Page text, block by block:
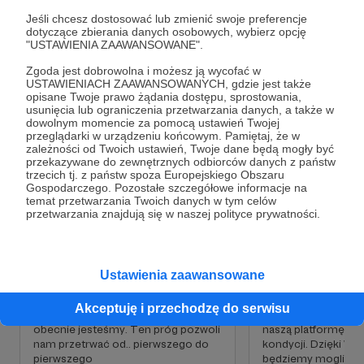
Jeśli chcesz dostosować lub zmienić swoje preferencje
dotyczące zbierania danych osobowych, wybierz opcję
"USTAWIENIA ZAAWANSOWANE".
Zgoda jest dobrowolna i możesz ją wycofać w
USTAWIENIACH ZAAWANSOWANYCH, gdzie jest także
opisane Twoje prawo żądania dostępu, sprostowania,
usunięcia lub ograniczenia przetwarzania danych, a także w
dowolnym momencie za pomocą ustawień Twojej
przeglądarki w urządzeniu końcowym. Pamiętaj, że w
zależności od Twoich ustawień, Twoje dane będą mogły być
przekazywane do zewnętrznych odbiorców danych z państw
trzecich tj. z państw spoza Europejskiego Obszaru
Gospodarczego. Pozostałe szczegółowe informacje na
temat przetwarzania Twoich danych w tym celów
przetwarzania znajdują się w naszej polityce prywatności.
Ustawienia zaawansowane
Akceptuję i przechodzę do serwisu
Platforma jest ciągle w rozbudowie, staramy się
systematycznie dodawać nowe funkcjonalności.
Obecnie możemy być dumni z:
Kalendarza z filtrami
Nasz kalendarz umożliwia łatwe
przeglądanie wydarzeń tanecznych z
inteligentnymi filtrami, tj. województwa,
Rozwiń opis
Cele
Od pierwszego do pierwszego
5 000 zł
miesięcznie
5 000 zł
brakuje
Wasze wsparcie jest kluczowe,
poziomu funkcjonowania, na jakim
obecnie jesteśmy. Ten próg pozwoli
nam przetrwać od.. pierwszego do
pierwszego
Rozwijajmy się!
15 000 zł
miesięcznie
Liczy się dla nas
ponieważ pomoże
naszą platformę w
kondycji. Dzięki
będziemy mogli